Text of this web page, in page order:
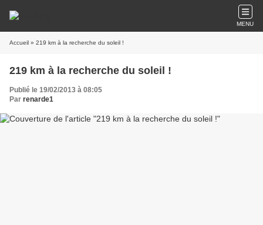
MENU
Accueil » 219 km à la recherche du soleil !
219 km à la recherche du soleil !
Publié le 19/02/2013 à 08:05
Par renarde1